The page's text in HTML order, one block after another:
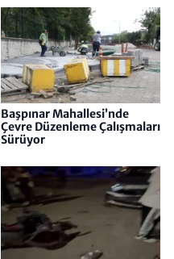
Başpınar Mahallesi’nde
Çevre Düzenleme Çalışmaları
Sürüyor